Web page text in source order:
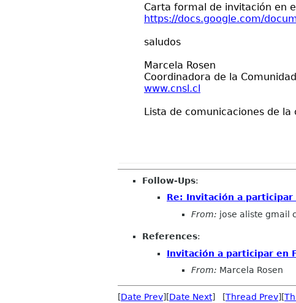
Carta formal de invitación en
https://docs.google.com/
saludos
Marcela Rosen
Coordinadora de la
www.cnsl.cl
Lista de comunicaciones de la
Follow-Ups:
Re: Invitación a participar
From: jose aliste gmail
References:
Invitación a participar en
From: Marcela Rosen
[Date Prev][Date Next] [Thread Prev][